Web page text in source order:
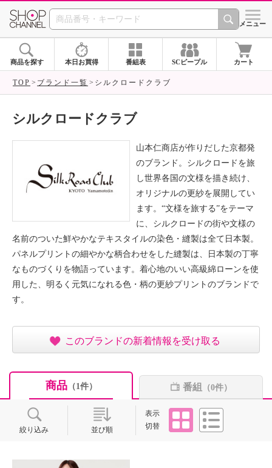
SHOP CHANNEL ショッ
メニュー
商品を探す 本日お買得 番組表 SCピープル カート
TOP ブランド一覧 シルクロードクラブ
シルクロードクラブ
山本仁商店が作りだした京都発
のブランド。シルクロードを旅
し世界各国の文様を描き続け、
オリジナルの更紗を展開してい
ます。“文様を旅する”をテーマ
に、シルクロードの街や文様の
名前のついた鮮やかなテキスタイルの染色・縫製は全て日本製。
パネルプリントの細やかな柄合わせをした縫製は、日本製の丁寧
なものづくりを物語っています。着心地のいい高級綿ローンを使
用した、明るく元気になれる色・柄の更紗プリントのブランドで
す。
このブランドの新着情報を受け取る
商品（1件） 番組 （0件）
絞り込み 並び順
表示
切替
タイル